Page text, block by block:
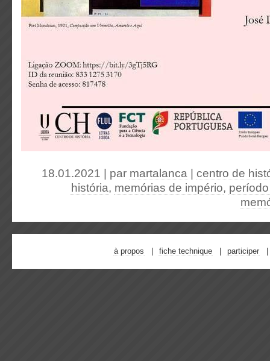
18.01.2021 | par martalanca
centro de
história, memórias de império,
à propos fiche technique participer